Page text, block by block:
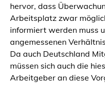
hervor, dass
Arbeitsplatz zwar
informiert werden muss
angemessenen
Da auch Deutschland
müssen sich auch die
Arbeitgeber an diese